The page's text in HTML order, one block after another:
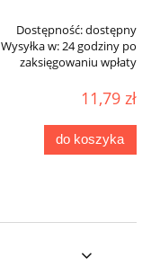
Dostępność:dostępny
Wysyłka w:24 godziny po
zaksięgowaniu wpłaty
11,79 zł
do koszyka